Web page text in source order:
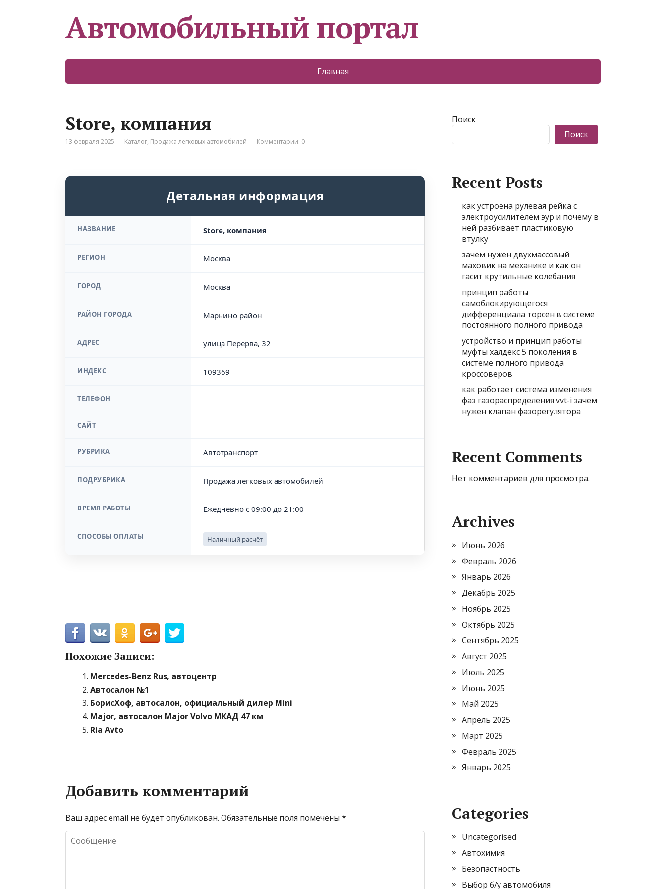
Автомобильный портал
Главная
Store, компания
13 февраля 2025 Каталог, Продажа легковых автомобилей Комментарии: 0
Детальная информация
НАЗВАНИЕ Store, компания
РЕГИОН Москва
ГОРОД Москва
РАЙОН ГОРОДА Марьино район
АДРЕС улица Перерва, 32
ИНДЕКС 109369
ТЕЛЕФОН
САЙТ
РУБРИКА Автотранспорт
ПОДРУБРИКА Продажа легковых автомобилей
ВРЕМЯ РАБОТЫ Ежедневно с 09:00 до 21:00
СПОСОБЫ ОПЛАТЫ Наличный расчёт
Похожие Записи:
Mercedes-Benz Rus, автоцентр
Автосалон №1
БорисХоф, автосалон, официальный дилер Mini
Major, автосалон Major Volvo МКАД 47 км
Ria Avto
Добавить комментарий
Ваш адрес email не будет опубликован. Обязательные поля помечены *
Поиск
Поиск
Recent Posts
как устроена рулевая рейка с
электроусилителем эур и почему в
ней разбивает пластиковую
втулку
зачем нужен двухмассовый
маховик на механике и как он
гасит крутильные колебания
принцип работы
самоблокирующегося
дифференциала торсен в системе
постоянного полного привода
устройство и принцип работы
муфты халдекс 5 поколения в
системе полного привода
кроссоверов
как работает система изменения
фаз газораспределения vvt-i зачем
нужен клапан фазорегулятора
Recent Comments
Нет комментариев для просмотра.
Archives
Июнь 2026
Февраль 2026
Январь 2026
Декабрь 2025
Ноябрь 2025
Октябрь 2025
Сентябрь 2025
Август 2025
Июль 2025
Июнь 2025
Май 2025
Апрель 2025
Март 2025
Февраль 2025
Январь 2025
Categories
Uncategorised
Автохимия
Безопастность
Выбор б/у автомобиля